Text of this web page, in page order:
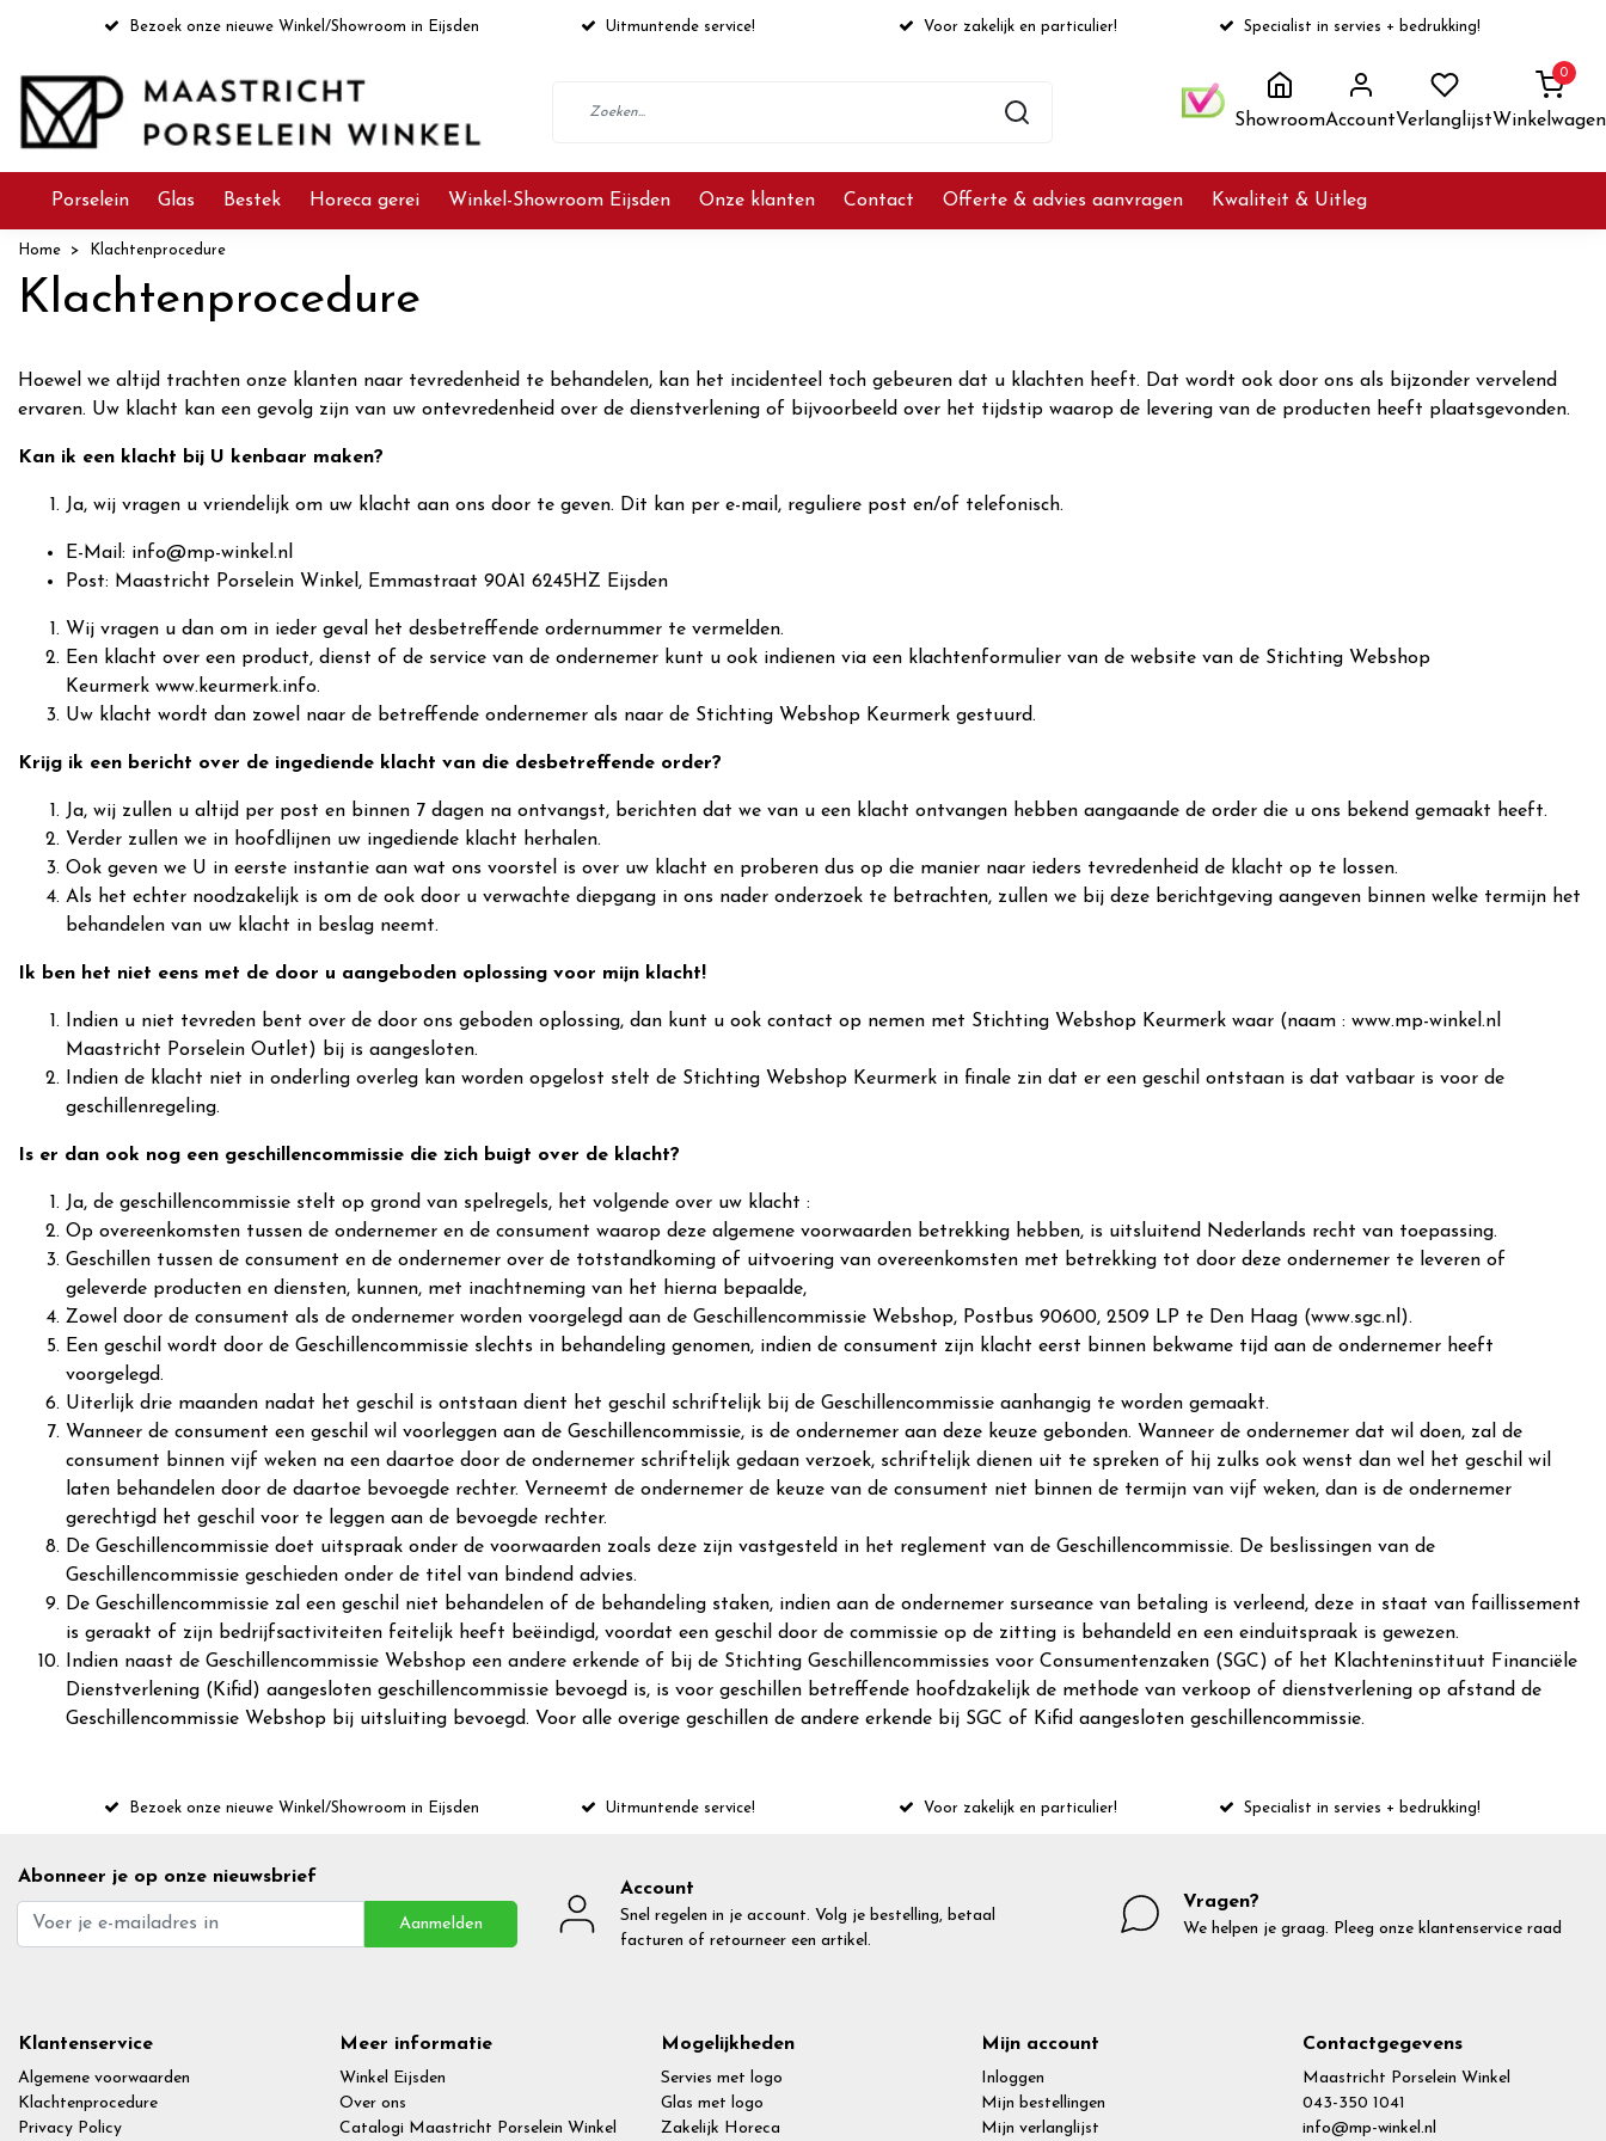
Bezoek onze nieuwe Winkel/Showroom in Eijsden Uitmuntende service! Voor zakelijk en particulier! Specialist in servies + bedrukking!
ShowroomAccountVerlanglijst
0
Winkelwagen
Porselein Glas Bestek Horeca gerei Winkel-Showroom Eijsden Onze klanten Contact Offerte & advies aanvragen Kwaliteit & Uitleg
Home Klachtenprocedure
Klachtenprocedure
Hoewel we altijd trachten onze klanten naar tevredenheid te behandelen, kan het incidenteel toch gebeuren dat u klachten heeft. Dat wordt ook door ons als bijzonder vervelend
ervaren. Uw klacht kan een gevolg zijn van uw ontevredenheid over de dienstverlening of bijvoorbeeld over het tijdstip waarop de levering van de producten heeft plaatsgevonden.
Kan ik een klacht bij U kenbaar maken?
Ja, wij vragen u vriendelijk om uw klacht aan ons door te geven. Dit kan per e-mail, reguliere post en/of telefonisch.
E-Mail: info@mp-winkel.nl
Post: Maastricht Porselein Winkel, Emmastraat 90A1 6245HZ Eijsden
Wij vragen u dan om in ieder geval het desbetreffende ordernummer te vermelden.
Een klacht over een product, dienst of de service van de ondernemer kunt u ook indienen via een klachtenformulier van de website van de Stichting Webshop
Keurmerk www.keurmerk.info.
Uw klacht wordt dan zowel naar de betreffende ondernemer als naar de Stichting Webshop Keurmerk gestuurd.
Krijg ik een bericht over de ingediende klacht van die desbetreffende order?
Ja, wij zullen u altijd per post en binnen 7 dagen na ontvangst, berichten dat we van u een klacht ontvangen hebben aangaande de order die u ons bekend gemaakt heeft.
Verder zullen we in hoofdlijnen uw ingediende klacht herhalen.
Ook geven we U in eerste instantie aan wat ons voorstel is over uw klacht en proberen dus op die manier naar ieders tevredenheid de klacht op te lossen.
Als het echter noodzakelijk is om de ook door u verwachte diepgang in ons nader onderzoek te betrachten, zullen we bij deze berichtgeving aangeven binnen welke termijn het
behandelen van uw klacht in beslag neemt.
Ik ben het niet eens met de door u aangeboden oplossing voor mijn klacht!
Indien u niet tevreden bent over de door ons geboden oplossing, dan kunt u ook contact op nemen met Stichting Webshop Keurmerk waar (naam : www.mp-winkel.nl
Maastricht Porselein Outlet) bij is aangesloten.
Indien de klacht niet in onderling overleg kan worden opgelost stelt de Stichting Webshop Keurmerk in finale zin dat er een geschil ontstaan is dat vatbaar is voor de
geschillenregeling.
Is er dan ook nog een geschillencommissie die zich buigt over de klacht?
Ja, de geschillencommissie stelt op grond van spelregels, het volgende over uw klacht :
Op overeenkomsten tussen de ondernemer en de consument waarop deze algemene voorwaarden betrekking hebben, is uitsluitend Nederlands recht van toepassing.
Geschillen tussen de consument en de ondernemer over de totstandkoming of uitvoering van overeenkomsten met betrekking tot door deze ondernemer te leveren of
geleverde producten en diensten, kunnen, met inachtneming van het hierna bepaalde,
Zowel door de consument als de ondernemer worden voorgelegd aan de Geschillencommissie Webshop, Postbus 90600, 2509 LP te Den Haag (www.sgc.nl).
Een geschil wordt door de Geschillencommissie slechts in behandeling genomen, indien de consument zijn klacht eerst binnen bekwame tijd aan de ondernemer heeft
voorgelegd.
Uiterlijk drie maanden nadat het geschil is ontstaan dient het geschil schriftelijk bij de Geschillencommissie aanhangig te worden gemaakt.
Wanneer de consument een geschil wil voorleggen aan de Geschillencommissie, is de ondernemer aan deze keuze gebonden. Wanneer de ondernemer dat wil doen, zal de
consument binnen vijf weken na een daartoe door de ondernemer schriftelijk gedaan verzoek, schriftelijk dienen uit te spreken of hij zulks ook wenst dan wel het geschil wil
laten behandelen door de daartoe bevoegde rechter. Verneemt de ondernemer de keuze van de consument niet binnen de termijn van vijf weken, dan is de ondernemer
gerechtigd het geschil voor te leggen aan de bevoegde rechter.
De Geschillencommissie doet uitspraak onder de voorwaarden zoals deze zijn vastgesteld in het reglement van de Geschillencommissie. De beslissingen van de
Geschillencommissie geschieden onder de titel van bindend advies.
De Geschillencommissie zal een geschil niet behandelen of de behandeling staken, indien aan de ondernemer surseance van betaling is verleend, deze in staat van faillissement
is geraakt of zijn bedrijfsactiviteiten feitelijk heeft beëindigd, voordat een geschil door de commissie op de zitting is behandeld en een einduitspraak is gewezen.
Indien naast de Geschillencommissie Webshop een andere erkende of bij de Stichting Geschillencommissies voor Consumentenzaken (SGC) of het Klachteninstituut Financiële
Dienstverlening (Kifid) aangesloten geschillencommissie bevoegd is, is voor geschillen betreffende hoofdzakelijk de methode van verkoop of dienstverlening op afstand de
Geschillencommissie Webshop bij uitsluiting bevoegd. Voor alle overige geschillen de andere erkende bij SGC of Kifid aangesloten geschillencommissie.
Bezoek onze nieuwe Winkel/Showroom in Eijsden Uitmuntende service! Voor zakelijk en particulier! Specialist in servies + bedrukking!
Abonneer je op onze nieuwsbrief
Aanmelden
Account
Snel regelen in je account. Volg je bestelling, betaal
facturen of retourneer een artikel.
Vragen?
We helpen je graag. Pleeg onze klantenservice raad
Klantenservice
Algemene voorwaarden
Klachtenprocedure
Privacy Policy
Meer informatie
Winkel Eijsden
Over ons
Catalogi Maastricht Porselein Winkel
Mogelijkheden
Servies met logo
Glas met logo
Zakelijk Horeca
Mijn account
Inloggen
Mijn bestellingen
Mijn verlanglijst
Contactgegevens
Maastricht Porselein Winkel
043-350 1041
info@mp-winkel.nl